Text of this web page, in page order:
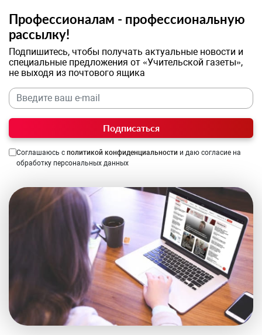
Профессионалам - профессиональную
рассылку!
Подпишитесь, чтобы получать актуальные новости и
специальные предложения от «Учительской газеты»,
не выходя из почтового ящика
Подписаться
Соглашаюсь с политикой конфиденциальности и даю согласие на
обработку персональных данных